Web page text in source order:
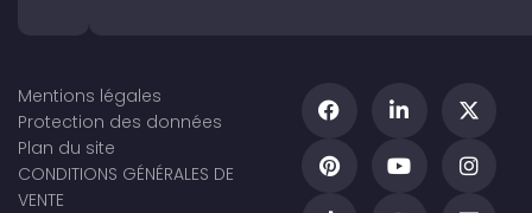
Mentions légales
Protection des données
Plan du site
CONDITIONS GÉNÉRALES DE
VENTE